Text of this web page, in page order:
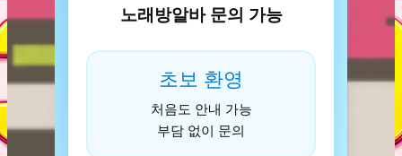
노래방알바 문의 가능
초보 환영
처음도 안내 가능
부담 없이 문의